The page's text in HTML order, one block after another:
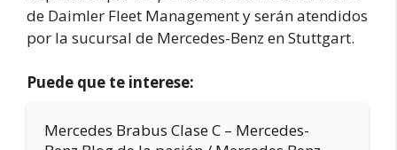
de Daimler Fleet Management y serán atendidos
por la sucursal de Mercedes-Benz en Stuttgart.
Puede que te interese:
Mercedes Brabus Clase C – Mercedes-